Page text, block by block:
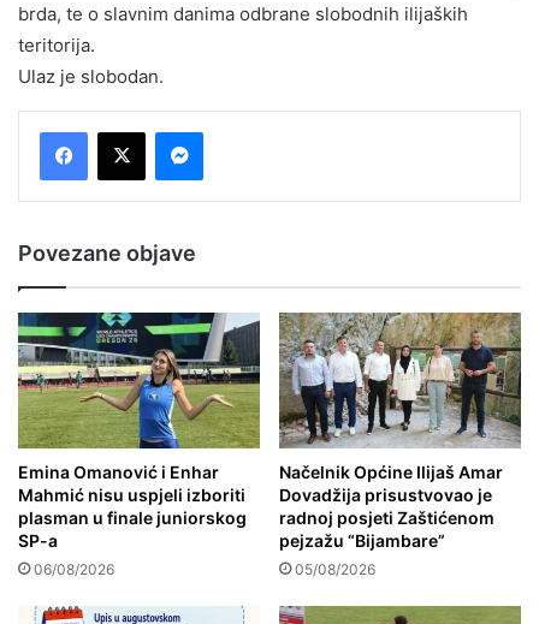
brda, te o slavnim danima odbrane slobodnih ilijaških
teritorija.
Ulaz je slobodan.
Povezane objave
Emina Omanović i Enhar
Mahmić nisu uspjeli izboriti
plasman u finale juniorskog
SP-a
06/08/2026
Načelnik Općine Ilijaš Amar
Dovadžija prisustvovao je
radnoj posjeti Zaštićenom
pejzažu “Bijambare”
05/08/2026